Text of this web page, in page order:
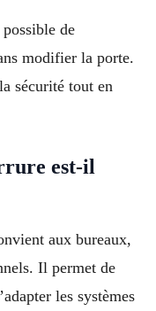
de
modifier la porte.
sécurité tout en
est-il
aux bureaux,
Il permet de
les systèmes